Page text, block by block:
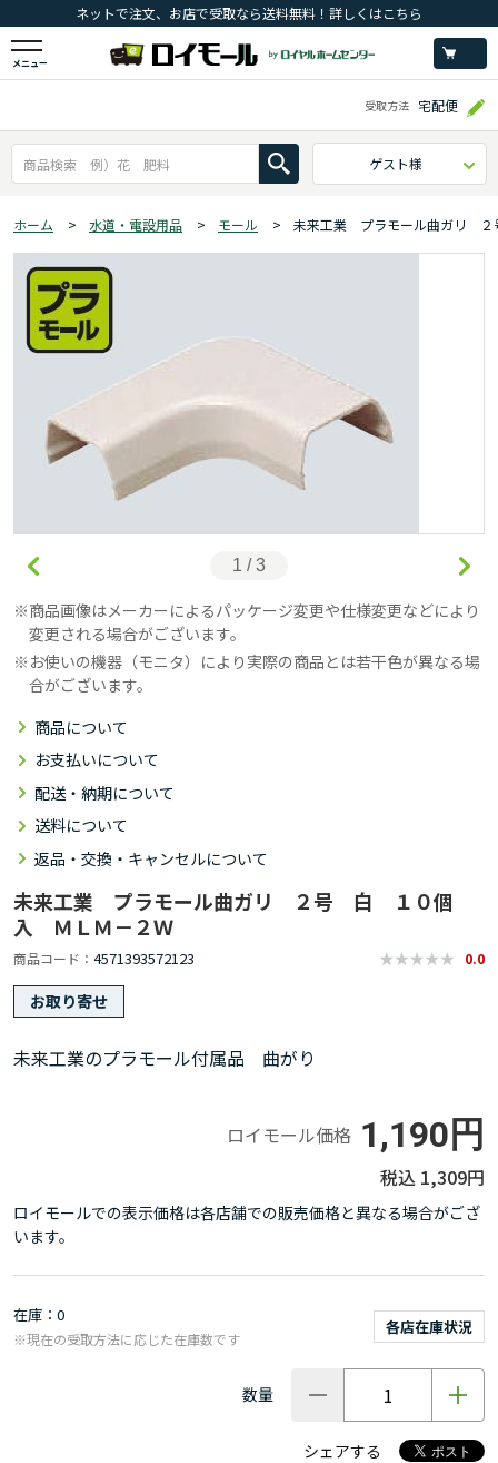
ネットで注文、お店で受取なら送料無料！詳しくはこちら
メニュー
受取方法 宅配便
ゲスト様
ホーム > 水道・電設用品 > モール > 未来工業 プラモール曲ガリ
1 / 3
商品画像はメーカーによるパッケージ変更や仕様変更などにより
変更される場合がございます。
お使いの機器（モニタ）により実際の商品とは若干色が異なる場
合がございます。
商品について
お支払いについて
配送・納期について
送料について
返品・交換・キャンセルについて
未来工業 プラモール曲ガリ ２号 白 １０個
入 ＭＬＭ－２Ｗ
商品コード 4571393572123 0.0
お取り寄せ
未来工業のプラモール付属品 曲がり
ロイモール価格 1,190円
1,309円
ロイモールでの表示価格は各店舗での販売価格と異なる場合がござ
います。
在庫 0
各店在庫状況
※現在の受取方法に応じた在庫数です
数量
シェアする